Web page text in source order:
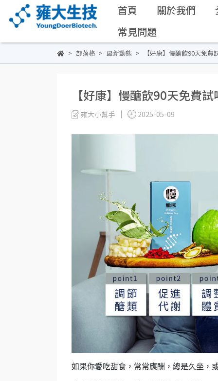
首頁 關於我們
常見問題
部落格 最新動態 【好康】慢醣飲90天免費
【好康】慢醣飲90天免費
雍大小幫手 2025-05-09
如果你愛吃甜食，常常應酬，總是久坐，